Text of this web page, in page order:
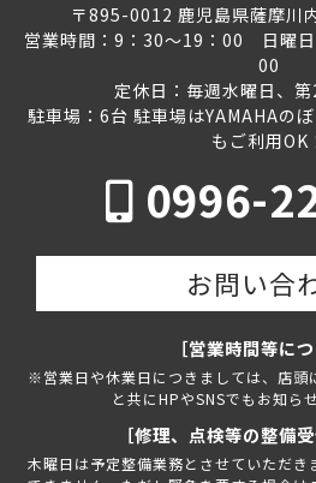
〒895-0012 鹿児島県薩摩川
営業時間：9：30～19：00 日曜日
00
定休日：毎週水曜日、
駐車場：6台 駐車場はYAMAHAの
もご利用OK
0996-
お問い合
［営業時間等につ
※営業日や休業日につきましては、店頭
と共にHPやSNSでもお知ら
［修理、点検等の整備
木曜日は予定整備業務とさせていただき